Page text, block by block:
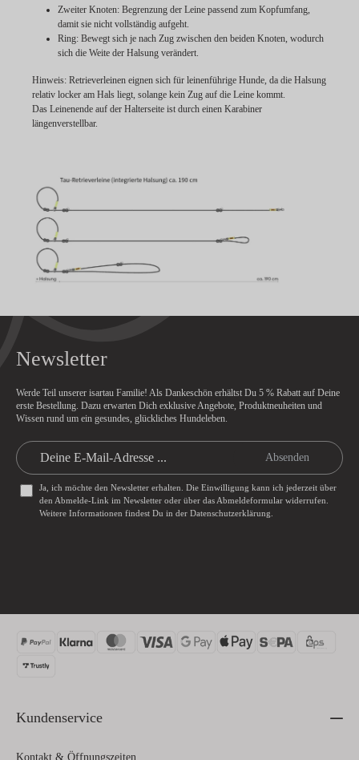
Zweiter Knoten: Begrenzung der Leine passend zum Kopfumfang,
damit sie nicht vollständig aufgeht.
Ring: Bewegt sich je nach Zug zwischen den beiden Knoten, wodurch
sich die Weite der Halsung verändert.
Hinweis: Retrieverleinen eignen sich für leinenführige Hunde, da die Halsung
relativ locker am Hals liegt, solange kein Zug auf die Leine kommt.
Das Leinenende auf der Halterseite ist durch einen Karabiner
längenverstellbar.
Newsletter
Werde Teil unserer isartau Familie! Als Dankeschön erhältst Du 5 % Rabatt auf Deine
erste Bestellung. Dazu erwarten Dich exklusive Angebote, Produktneuheiten und
Wissen rund um ein gesundes, glückliches Hundeleben.
Absenden
Ja, ich möchte den Newsletter erhalten. Die Einwilligung kann ich jederzeit über
den Abmelde-Link im Newsletter oder über das Abmeldeformularwiderrufen.
Weitere Informationen findest Du in der Datenschutzerklärung
Kundenservice
Kontakt & Öffnungszeiten